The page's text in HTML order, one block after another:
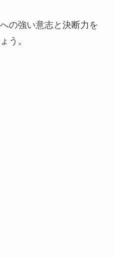
の強い意志と決断力を
う。